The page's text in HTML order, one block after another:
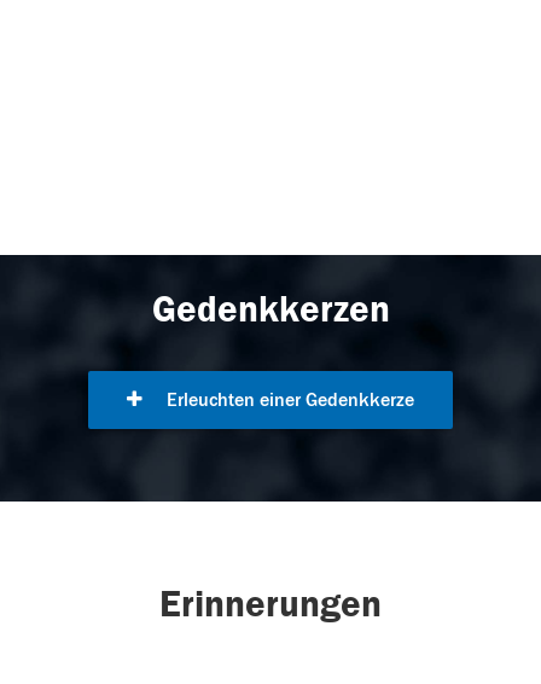
Gedenkkerzen
Erleuchten einer Gedenkkerze
Erinnerungen